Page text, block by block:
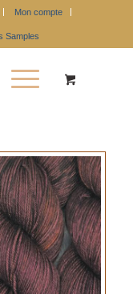
Mon compte
Samples